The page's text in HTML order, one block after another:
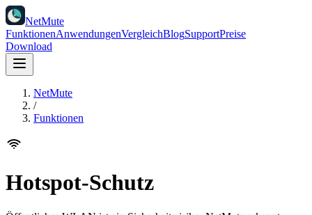
NetMute
FunktionenAnwendungenVergleichBlogSupportPreise
Download
NetMute
/
Funktionen
Hotspot-Schutz